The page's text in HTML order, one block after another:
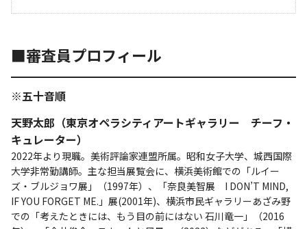
■審査員プロフィール
※五十音順
天野太郎（東京オペラシティアートギャラリー チーフ・
キュレーター）
2022年より現職。美術評論家連盟所属。昭和女子大学、城西国際
大学非常勤講師。主な担当展覧会に、横浜美術館での「ルイー
ズ・ブルジョワ展」（1997年）、「奈良美智展 I DON’T MIND,
IF YOU FORGET ME.」展(2001年)、横浜市民ギャラリーあざみ野
での「考えたときには、もう目の前にはない 石川竜一」（2016